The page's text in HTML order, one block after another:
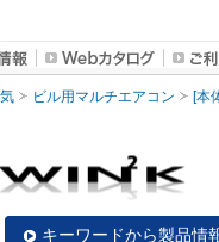
ビル用マルチエアコン [本
キーワードから製品情